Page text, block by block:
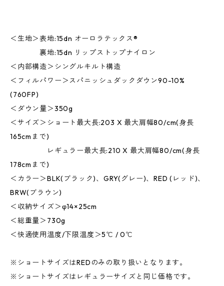
＜生地＞表地:15dn オーロラテックス®
裏地:15dn リップストップナイロン
＜内部構造＞シングルキルト構造
＜フィルパワー＞スパニッシュダックダウン90-10%
(760FP)
＜ダウン量＞350g
＜サイズ＞ショート最大長:203 X 最大肩幅80/cm(身長
165cmまで)
レギュラー最大長:210 X 最大肩幅80/cm(身長
178cmまで)
＜カラー＞BLK(ブラック)、GRY(グレー)、RED (レッド)、
BRW(ブラウン)
＜収納サイズ＞φ14×25cm
＜総重量＞730g
＜快適使用温度/下限温度＞5℃ / 0℃
※ショートサイズはREDのみの取り扱いとなります。
※ショートサイズはレギュラーサイズと同じ価格です。